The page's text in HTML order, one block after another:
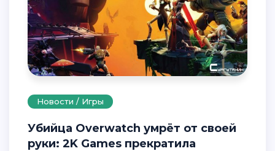
Новости / Игры
Убийца Overwatch умрёт от своей
руки: 2K Games прекратила